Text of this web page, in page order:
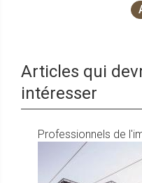
Articles qui
intéresser
Professionnels de